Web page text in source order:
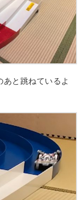
と跳ねているよ